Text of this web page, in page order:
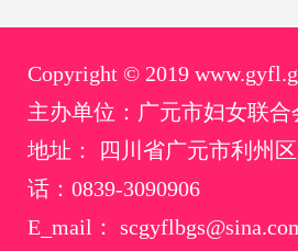
Copyright © 2019
主办单位：广元市妇女联合
地址： 四川省广元市利州
话：0839-3090906
E_mail：